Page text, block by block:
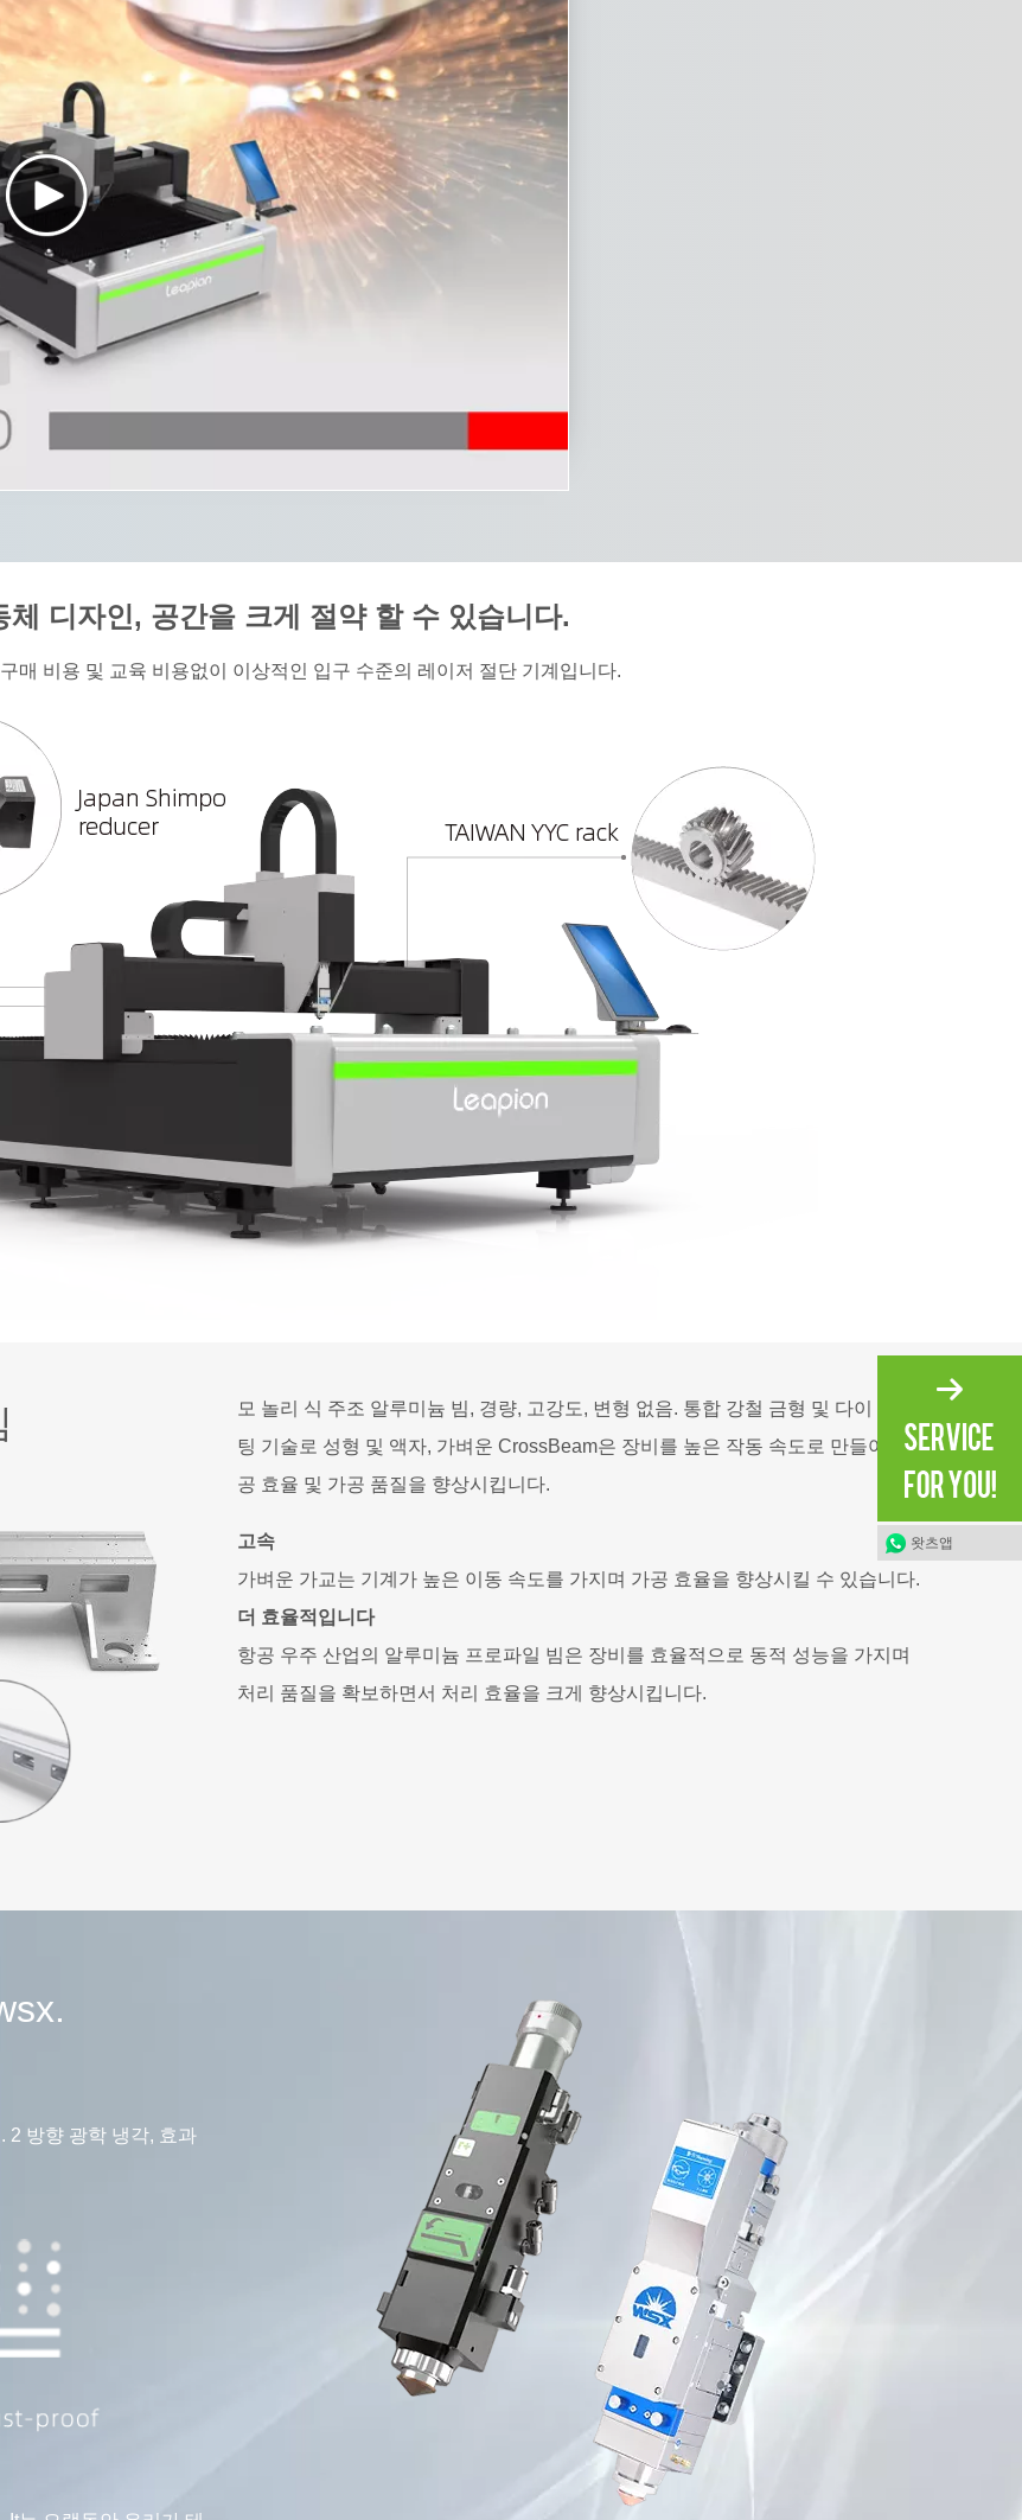
체 디자인, 공간을 크게 절약 할 수 있습니다.
매 비용 및 교육 비용없이 이상적인 입구 수준의 레이저 절단 기계입니다.
모 놀리 식 주조 알루미늄 빔, 경량, 고강도, 변형 없음. 통합 강철 금형 및 다이 캐스
팅 기술로 성형 및 액자, 가벼운 CrossBeam은 장비를 높은 작동 속도로 만들어 가
공 효율 및 가공 품질을 향상시킵니다.
고속
가벼운 가교는 기계가 높은 이동 속도를 가지며 가공 효율을 향상시킬 수 있습니다.
더 효율적입니다
항공 우주 산업의 알루미늄 프로파일 빔은 장비를 효율적으로 동적 성능을 가지며
처리 품질을 확보하면서 처리 효율을 크게 향상시킵니다.
2 방향 광학 냉각, 효과
왓츠앱